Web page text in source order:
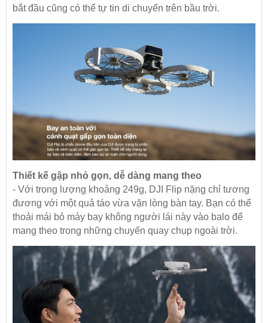
bắt đầu cũng có thể tự tin di chuyển trên bầu trời.
Thiết kế gập nhỏ gọn, dễ dàng mang theo
- Với trọng lượng khoảng 249g, DJI Flip nặng chỉ tương
đương với một quả táo vừa vặn lòng bàn tay. Bạn có thể
thoải mái bỏ máy bay không người lái này vào balo để
mang theo trong những chuyến quay chụp ngoài trời.